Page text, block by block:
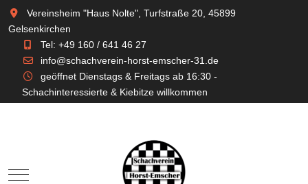
Vereinsheim "Haus Nolte", Turfstraße 20, 45899
Gelsenkirchen
Tel: +49 160 / 641 46 27
info@schachverein-horst-emscher-31.de
geöffnet Dienstags & Freitags ab 16:30 -
Schachinteressierte & Kiebitze willkommen
Mobile Menu Toggle